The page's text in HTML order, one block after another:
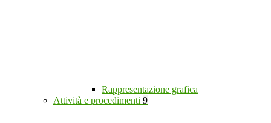
Rappresentazione grafica
Attività e procedimenti 9